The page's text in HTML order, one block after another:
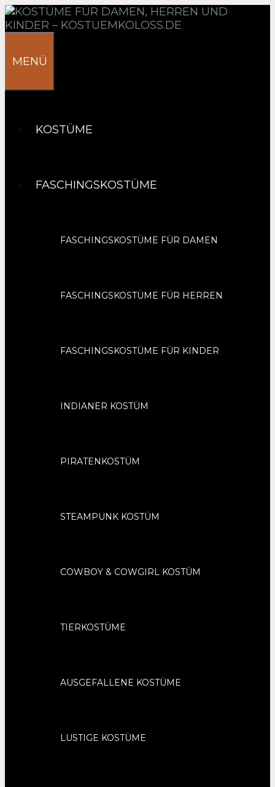
Springe
zum
MENÜ
KOSTÜME
FASCHINGSKOSTÜME
FASCHINGSKOSTÜME FÜR DAMEN
FASCHINGSKOSTÜME FÜR HERREN
FASCHINGSKOSTÜME FÜR KINDER
INDIANER KOSTÜM
PIRATENKOSTÜM
STEAMPUNK KOSTÜM
COWBOY & COWGIRL KOSTÜM
TIERKOSTÜME
AUSGEFALLENE KOSTÜME
LUSTIGE KOSTÜME